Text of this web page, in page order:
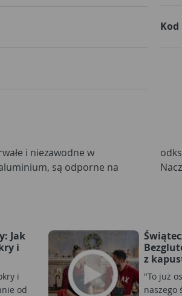
Kod
i niezawodne w
są odporne na
trwałość produktu.
Jak
i
i
od
z
"To już
naszego